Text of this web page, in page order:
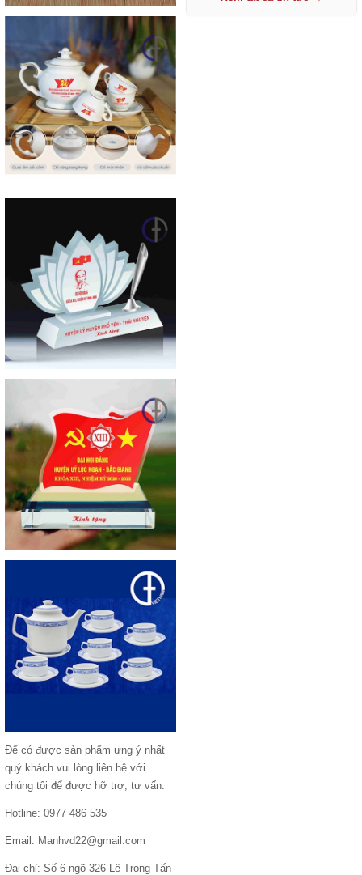
Để có được sản phẩm ưng ý nhất
quý khách vui lòng liên hệ với
chúng tôi để được hỡ trợ, tư vấn.
Hotline: 0977 486 535
Email: Manhvd22@gmail.com
Đại chỉ: Số 6 ngõ 326 Lê Trọng Tấn